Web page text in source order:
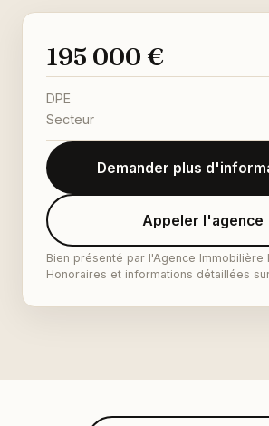
195 000 €
DPE
Secteur
Demander plus
Appeler l'agence
Bien présenté par l'Agence Immobilière
Honoraires et informations détaillées